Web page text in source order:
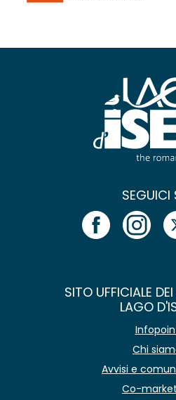
SEGUICI
SITO UFFICIALE
LAGO
Chi
Avvisi e
Co-